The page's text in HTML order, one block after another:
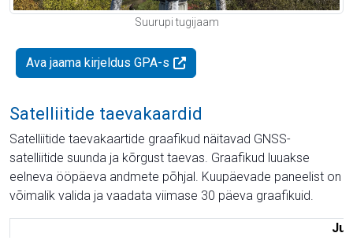
Suurupi tugijaam
Ava jaama kirjeldus GPA-s
Satelliitide taevakaardid
Satelliitide taevakaartide graafikud näitavad GNSS-
satelliitide suunda ja kõrgust taevas. Graafikud luuakse
eelneva ööpäeva andmete põhjal. Kuupäevade paneelist on
võimalik valida ja vaadata viimase 30 päeva graafikuid.